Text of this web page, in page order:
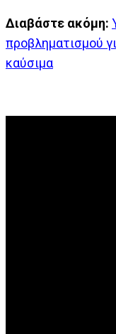
Διαβάστε ακόμη:
προβληματισμού
καύσιμα